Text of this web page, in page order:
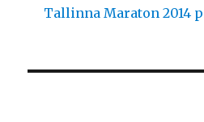
Tallinna Maraton 2014